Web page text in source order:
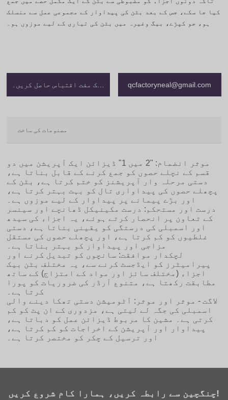
کیا جا سکے، جس کے بعد بٹن کی پیداوار کے مجموعی عمل سے منسلک
ہو، جو کپڑے، بیگ وغیرہ میں بٹن کی تیاری کے لیے موزوں ہو۔
ایک مفت اقتباس حاصل کریں۔ qcfactoryneal@gmail.com
مصنوعات کی ساخت
موثر انضمام: "2 میں 1" ڈیزائن ایک آپریشن میں دو
قسم کے نچلے حصوں کو جمع کرنے کے قابل بناتا ہے،
دستی مرحلہ وار آپریشنز کو ختم کرتا ہے، بٹن کے
پچھلے حصوں کی پیداواری تال کو بہت بہتر کرتا ہے،
اور بڑے پیمانے پر پیداوار کے لیے موزوں ہے۔
درست اور مستحکم: درست مکینیکل ڈھانچے اور سینسر
کے تعاون پر انحصار کرتے ہوئے، یہ اجزاء کی سیدھ
اور اسمبلی کی درستگی کو یقینی بناتا ہے، دستی
غلطیوں کو کم کرتا ہے، اور پچھلے حصوں کی مستقل
مزاجی اور پیداوار کو بہتر بناتا ہے۔
لچکدار موافقت: سانچوں کو تبدیل کرنے اور
پیرامیٹرز کو ایڈجسٹ کرنے سے، یہ مختلف بٹن بیک
اجزاء (مختلف سائز اور مواد کے امتزاج) کے ساتھ
مطابقت رکھتا ہے، متنوع آرڈر کی ضروریات کو پورا
کرتا ہے۔
لاگت - موثر اور موثر: آٹومیشن دستی تھکا دینے والی
اسمبلی کی جگہ لے لیتی ہے، مزدوری کے ان پٹ کو کم
کرتی ہے۔ مشین کا مربوط ڈیزائن عمل کو دباتا ہے،
پیداوار اور آپریشن کے اخراجات کو کم کرتا ہے،
اور ترسیل کے چکر کو مختصر کرتا ہے۔
چنگچین سے رابطہ کریں، ہمارا کام شروع کریں!